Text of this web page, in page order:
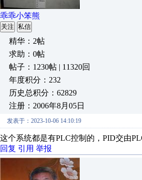
乖乖小笨熊
关注 私信
精华：2帖
求助：0帖
帖子：1230帖 | 11320回
年度积分：232
历史总积分：62829
注册：2006年8月05日
发表于：2023-10-06 14:10:19
这个系统都是有PLC控制的，PID交由
回复 引用 举报